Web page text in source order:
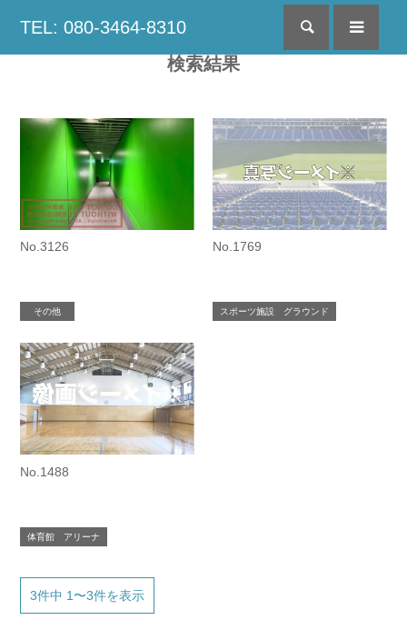
TEL: 080-3464-8310 検索
検索結果
No.3126
その他
No.1769
スポーツ施設 グラウンド
No.1488
体育館 アリーナ
3件中 1〜3件を表示